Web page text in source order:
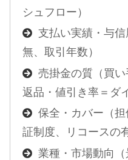
シュフロー）
支払い実績・与
無、取引年数）
売掛金の質（買い
返品・値引き率＝ダ
保全・カバー（
証制度、リコースの
業種・市場動向